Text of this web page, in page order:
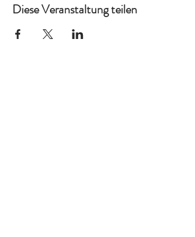
Diese Veranstaltung teilen